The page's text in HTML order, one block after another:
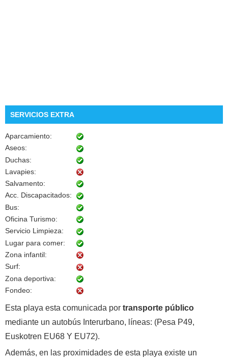
SERVICIOS EXTRA
Aparcamiento:
Aseos:
Duchas:
Lavapies:
Salvamento:
Acc. Discapacitados:
Bus:
Oficina Turismo:
Servicio Limpieza:
Lugar para comer:
Zona infantil:
Surf:
Zona deportiva:
Fondeo:
Esta playa esta comunicada por transporte público
mediante un autobús Interurbano, líneas: (Pesa P49,
Euskotren EU68 Y EU72).
Además, en las proximidades de esta playa existe un